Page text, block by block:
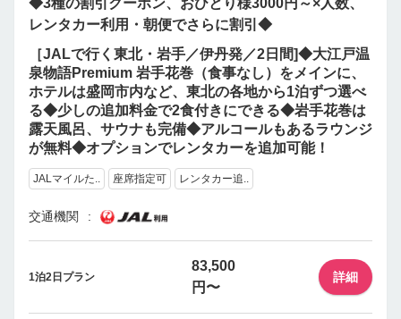
◆3種の割引クーポン、おひとり様3000円～×人数、
レンタカー利用・朝便でさらに割引◆
［JALで行く東北・岩手／伊丹発／2日間]◆大江戸温
泉物語Premium 岩手花巻（食事なし）をメインに、
ホテルは盛岡市内など、東北の各地から1泊ずつ選べ
る◆少しの追加料金で2食付きにできる◆岩手花巻は
露天風呂、サウナも完備◆アルコールもあるラウンジ
が無料◆オプションでレンタカーを追加可能！
JALマイルた.. 座席指定可 レンタカー追..
交通機関
1泊2日プラン
83,500
円〜
詳細